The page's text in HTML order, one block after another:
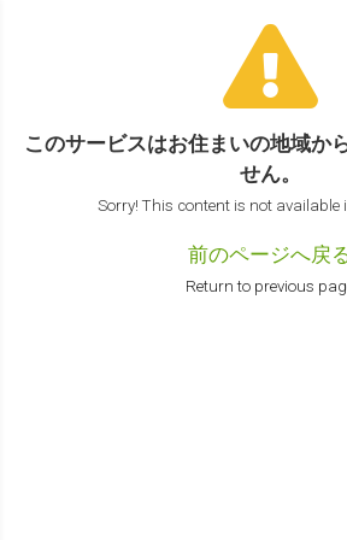
このサービスはお住まいの地域か
せん。
Sorry! This content is not available
前のページへ戻
Return to previous